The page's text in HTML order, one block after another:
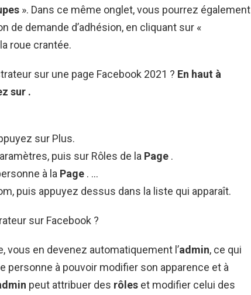
». Dans ce même onglet, vous pourrez également
de demande d’adhésion, en cliquant sur «
roue crantée.
sur une page Facebook 2021 ? En haut à
sur .
sur Plus.
puis sur Rôles de la Page .
à la Page . …
puis appuyez dessus dans la liste qui apparaît.
sur Facebook ?
vous en devenez automatiquement l’admin, ce qui
personne à pouvoir modifier son apparence et à
peut attribuer des rôles et modifier celui des